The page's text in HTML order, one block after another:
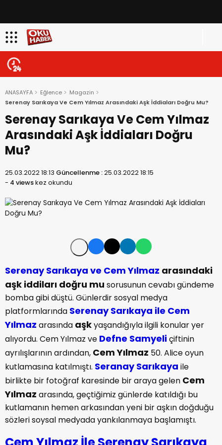
ANASAYFA Eğlence
Magazin
Serenay Sarıkaya Ve Cem Yılmaz Arasındaki Aşk İddiaları Doğru Mu?
Serenay Sarıkaya Ve Cem Yılmaz
Arasındaki Aşk İddiaları Doğru
Mu?
25.03.2022 18:13 Güncellenme :25.03.2022 18:15
- 4 viewskez okundu
Serenay Sarıkaya ve Cem Yılmaz arasındaki
aşk iddiları doğru mu sorusunun cevabı gündeme
bomba gibi düştü. Günlerdir sosyal medya
platformlarında Serenay Sarıkaya ile Cem
Yılmaz arasında aşkyaşandığıyla ilgili konular yer
alıyordu. Cem Yılmaz ve Defne Samyeliçiftinin
ayrılışlarının ardından, Cem Yılmaz 50. Alice oyun
kutlamasına katılmıştı. Seranay Sarıkaya ile
birlikte bir fotoğraf karesinde bir araya gelen Cem
Yılmaz arasında, geçtiğimiz günlerde katıldığı bu
kutlamanın hemen arkasından yeni bir aşkın doğduğu
sözleri soysal medyada yankılanmaya başlamıştı.